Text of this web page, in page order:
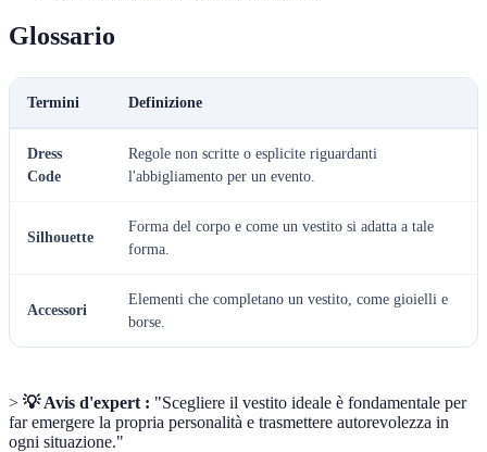
Glossario
Termini Definizione
Dress
Code
Regole non scritte o esplicite riguardanti
l'abbigliamento per un evento.
Silhouette
Forma del corpo e come un vestito si adatta a tale
forma.
Accessori
Elementi che completano un vestito, come gioielli e
borse.
> 💡 Avis d'expert : "Scegliere il vestito ideale è fondamentale per
far emergere la propria personalità e trasmettere autorevolezza in
ogni situazione."